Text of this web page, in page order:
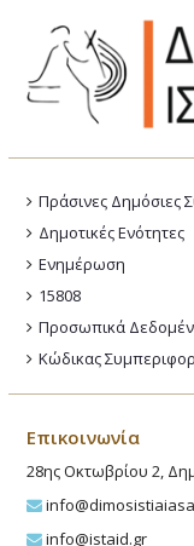
Πράσινες Δημόσιες
Δημοτικές Ενότητες
Ενημέρωση
15808
Προσωπικά
Κώδικας
Επικοινωνία
28ης Οκτωβρίου 2,
info@istaid.gr